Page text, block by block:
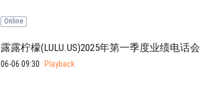
Online
露露柠檬(LULU.US)2025年第一季度业绩电话会
06-06 09:30 Playback